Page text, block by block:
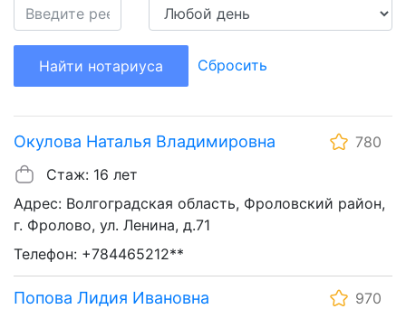
Найти нотариуса Сбросить
Окулова Наталья Владимировна
780
Стаж: 16 лет
Адрес: Волгоградская область, Фроловский район,
г. Фролово, ул. Ленина, д.71
Телефон: +784465212**
Попова Лидия Ивановна 970